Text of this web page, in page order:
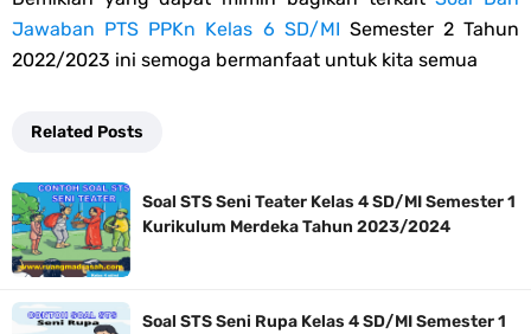
Jawaban PTS PPKn Kelas 6 SD/MI Semester 2 Tahun
2022/2023 ini semoga bermanfaat untuk kita semua
Related Posts
Soal STS Seni Teater Kelas 4 SD/MI Semester 1
Kurikulum Merdeka Tahun 2023/2024
Soal STS Seni Rupa Kelas 4 SD/MI Semester 1